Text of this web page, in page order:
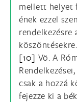
mellett helyet
ének ezzel
köszöntésekre.
[10] Vö. A
csak a hozzá
fejezze ki a